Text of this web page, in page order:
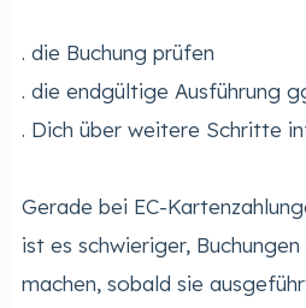
. die Buchung prüfen
. die endgültige Ausführung
. Dich über weitere Schritte
Gerade bei EC-
ist es schwieriger,
machen, sobald sie